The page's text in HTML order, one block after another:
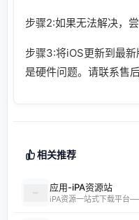
步骤2:如果无法解决，
步骤3:将iOS更新到最
是硬件问题。请联系售后
相关推荐
应用-iPA资源站